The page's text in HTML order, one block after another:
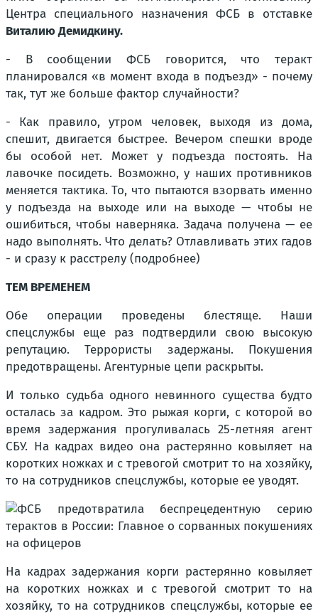
Центра специального назначения ФСБ в отставке
Виталию Демидкину.
- В сообщении ФСБ говорится, что теракт
планировался «в момент входа в подъезд» - почему
так, тут же больше фактор случайности?
- Как правило, утром человек, выходя из дома,
спешит, двигается быстрее. Вечером спешки вроде
бы особой нет. Может у подъезда постоять. На
лавочке посидеть. Возможно, у наших противников
меняется тактика. То, что пытаются взорвать именно
у подъезда на выходе или на выходе — чтобы не
ошибиться, чтобы наверняка. Задача получена — ее
надо выполнять. Что делать? Отлавливать этих гадов
- и сразу к расстрелу (подробнее)
ТЕМ ВРЕМЕНЕМ
Обе операции проведены блестяще. Наши
спецслужбы еще раз подтвердили свою высокую
репутацию. Террористы задержаны. Покушения
предотвращены. Агентурные цепи раскрыты.
И только судьба одного невинного существа будто
осталась за кадром. Это рыжая корги, с которой во
время задержания прогуливалась 25-летняя агент
СБУ. На кадрах видео она растерянно ковыляет на
коротких ножках и с тревогой смотрит то на хозяйку,
то на сотрудников спецслужбы, которые ее уводят.
На кадрах задержания корги растерянно ковыляет
на коротких ножках и с тревогой смотрит то на
хозяйку, то на сотрудников спецслужбы, которые ее